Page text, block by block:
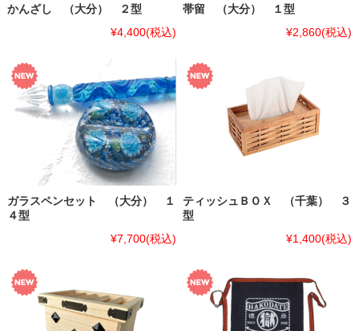
かんざし （大分） ２型
¥4,400(税込)
帯留 （大分） １型
¥2,860(税込)
ガラスペンセット （大分） １
４型
¥7,700(税込)
ティッシュＢＯＸ （千葉） ３
型
¥1,400(税込)